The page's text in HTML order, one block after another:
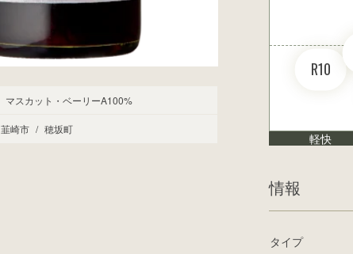
マスカット・ベーリーA100%
韮崎市 / 穂坂町
R10
軽快
情報
タイプ